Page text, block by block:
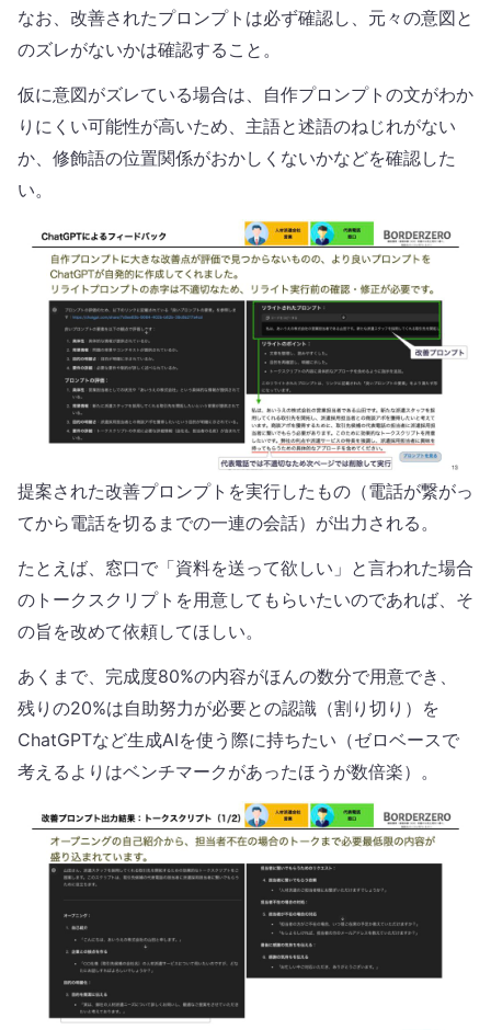
なお、改善されたプロンプトは必ず確認し、元々の意図と
のズレがないかは確認すること。
仮に意図がズレている場合は、自作プロンプトの文がわか
りにくい可能性が高いため、主語と述語のねじれがない
か、修飾語の位置関係がおかしくないかなどを確認した
い。
提案された改善プロンプトを実行したもの（電話が繋がっ
てから電話を切るまでの一連の会話）が出力される。
たとえば、窓口で「資料を送って欲しい」と言われた場合
のトークスクリプトを用意してもらいたいのであれば、そ
の旨を改めて依頼してほしい。
あくまで、完成度80%の内容がほんの数分で用意でき、
残りの20%は自助努力が必要との認識（割り切り）を
ChatGPTなど生成AIを使う際に持ちたい（ゼロベースで
考えるよりはベンチマークがあったほうが数倍楽）。